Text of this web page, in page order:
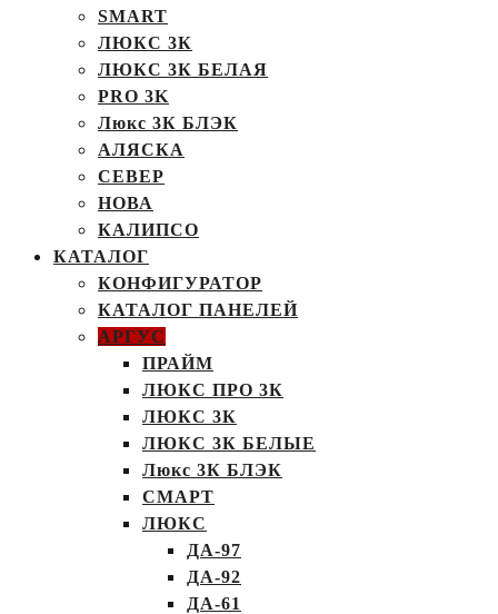
SMART
ЛЮКС 3К
ЛЮКС 3К БЕЛАЯ
PRO 3K
Люкс 3К БЛЭК
АЛЯСКА
СЕВЕР
НОВА
КАЛИПСО
КАТАЛОГ
КОНФИГУРАТОР
КАТАЛОГ ПАНЕЛЕЙ
АРГУС
ПРАЙМ
ЛЮКС ПРО 3К
ЛЮКС 3К
ЛЮКС 3К БЕЛЫЕ
Люкс 3К БЛЭК
СМАРТ
ЛЮКС
ДА-97
ДА-92
ДА-61